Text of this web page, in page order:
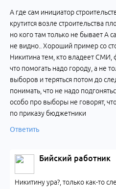
А где сам инициатор
крутится возле строительства
но кого там только не бывает А
не видно.. Хороший пример со
Никитина тем, кто владеет СМИ,
что помогать надо городу, а не
выборов и теряться потом до
понимать, что не надо
особо про выборы не говорят,
по приказу бюджетники
Ответить
Бийский работник
Никитину ура?, только как-то